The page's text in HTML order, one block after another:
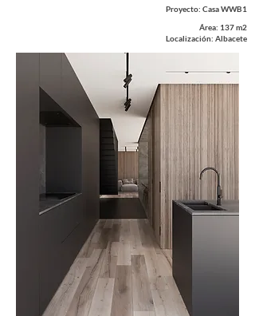
Proyecto: Casa WWB1
Área: 137 m2
Localización: Albacete